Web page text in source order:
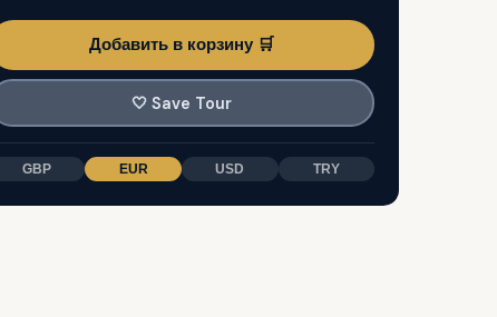
Добавить в корзину 🛒
🤍 Save Tour
GBP EUR USD TRY